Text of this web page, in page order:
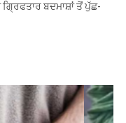
ਬਦਮਾਸ਼ਾਂ ਤੋਂ ਪੁੱਛ-